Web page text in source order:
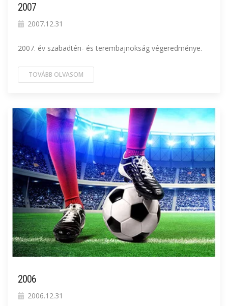
2007
2007.12.31
2007. év szabadtéri- és terembajnokság végeredménye.
TOVÁBB OLVASOM
2006
2006.12.31